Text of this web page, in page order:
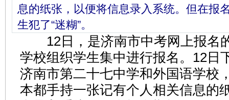
息的纸张，以便将信息录入系统。但在报
生犯了“迷糊”。
12日，是济南市中考网上报名
学校组织学生集中进行报名。12日
济南市第二十七中学和外国语学校
本都手持一张记有个人相关信息的